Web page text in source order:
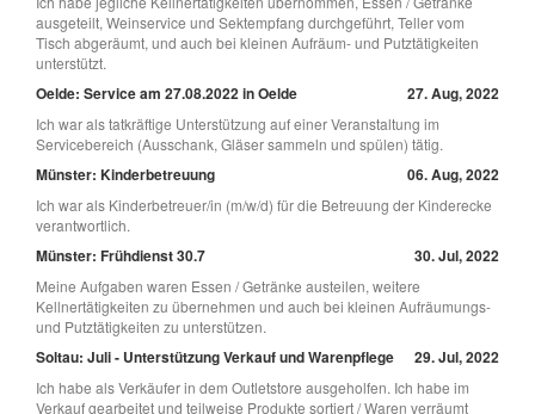
ausgeteilt, Weinservice und Sektempfang durchgeführt, Teller vom
Tisch abgeräumt, und auch bei kleinen Aufräum- und Putztätigkeiten
unterstützt.
Oelde: Service am 27.08.2022 in Oelde 27. Aug, 2022
Ich war als tatkräftige Unterstützung auf einer Veranstaltung im
Servicebereich (Ausschank, Gläser sammeln und spülen) tätig.
Münster: Kinderbetreuung 06. Aug, 2022
Ich war als Kinderbetreuer/in (m/w/d) für die Betreuung der Kinderecke
verantwortlich.
Münster: Frühdienst 30.7 30. Jul, 2022
Meine Aufgaben waren Essen / Getränke austeilen, weitere
Kellnertätigkeiten zu übernehmen und auch bei kleinen Aufräumungs-
und Putztätigkeiten zu unterstützen.
Soltau: Juli - Unterstützung Verkauf und Warenpflege 29. Jul, 2022
Ich habe als Verkäufer in dem Outletstore ausgeholfen. Ich habe im
Verkauf gearbeitet und teilweise Produkte sortiert / Waren verräumt